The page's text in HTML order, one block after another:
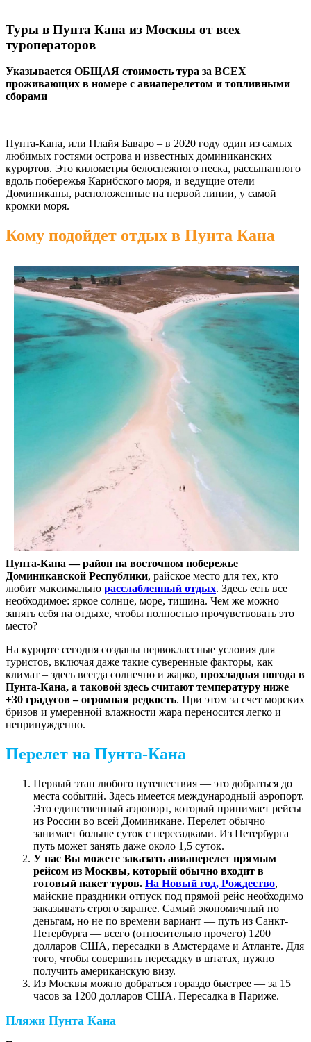
Туры в Пунта Кана из Москвы от всех
туроператоров
Указывается ОБЩАЯ стоимость тура за ВСЕХ
проживающих в номере с авиаперелетом и топливными
сборами
Пунта-Кана, или Плайя Баваро – в 2020 году один из самых
любимых гостями острова и известных доминиканских
курортов. Это километры белоснежного песка, рассыпанного
вдоль побережья Карибского моря, и ведущие отели
Доминиканы, расположенные на первой линии, у самой
кромки моря.
Кому подойдет отдых в Пунта Кана
Пунта-Кана — район на восточном побережье
Доминиканской Республики, райское место для тех, кто
любит максимально расслабленный отдых. Здесь есть все
необходимое: яркое солнце, море, тишина. Чем же можно
занять себя на отдыхе, чтобы полностью прочувствовать это
место?
На курорте сегодня созданы первоклассные условия для
туристов, включая даже такие суверенные факторы, как
климат – здесь всегда солнечно и жарко, прохладная погода в
Пунта-Кана, а таковой здесь считают температуру ниже
+30 градусов – огромная редкость. При этом за счет морских
бризов и умеренной влажности жара переносится легко и
непринужденно.
Перелет на Пунта-Кана
Первый этап любого путешествия — это добраться до
места событий. Здесь имеется международный аэропорт.
Это единственный аэропорт, который принимает рейсы
из России во всей Доминикане. Перелет обычно
занимает больше суток с пересадками. Из Петербурга
путь может занять даже около 1,5 суток.
У нас Вы можете заказать авиаперелет прямым
рейсом из Москвы, который обычно входит в
готовый пакет туров. На Новый год, Рождество,
майские праздники отпуск под прямой рейс необходимо
заказывать строго заранее. Самый экономичный по
деньгам, но не по времени вариант — путь из Санкт-
Петербурга — всего (относительно прочего) 1200
долларов США, пересадки в Амстердаме и Атланте. Для
того, чтобы совершить пересадку в штатах, нужно
получить американскую визу.
Из Москвы можно добраться гораздо быстрее — за 15
часов за 1200 долларов США. Пересадка в Париже.
Пляжи Пунта Кана